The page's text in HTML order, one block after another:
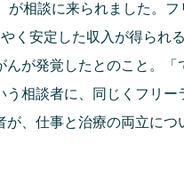
が相談に来られました。フ
く安定した収入が得られ
んが発覚したとのこと。「
う相談者に、同じくフリー
が、仕事と治療の両立につ